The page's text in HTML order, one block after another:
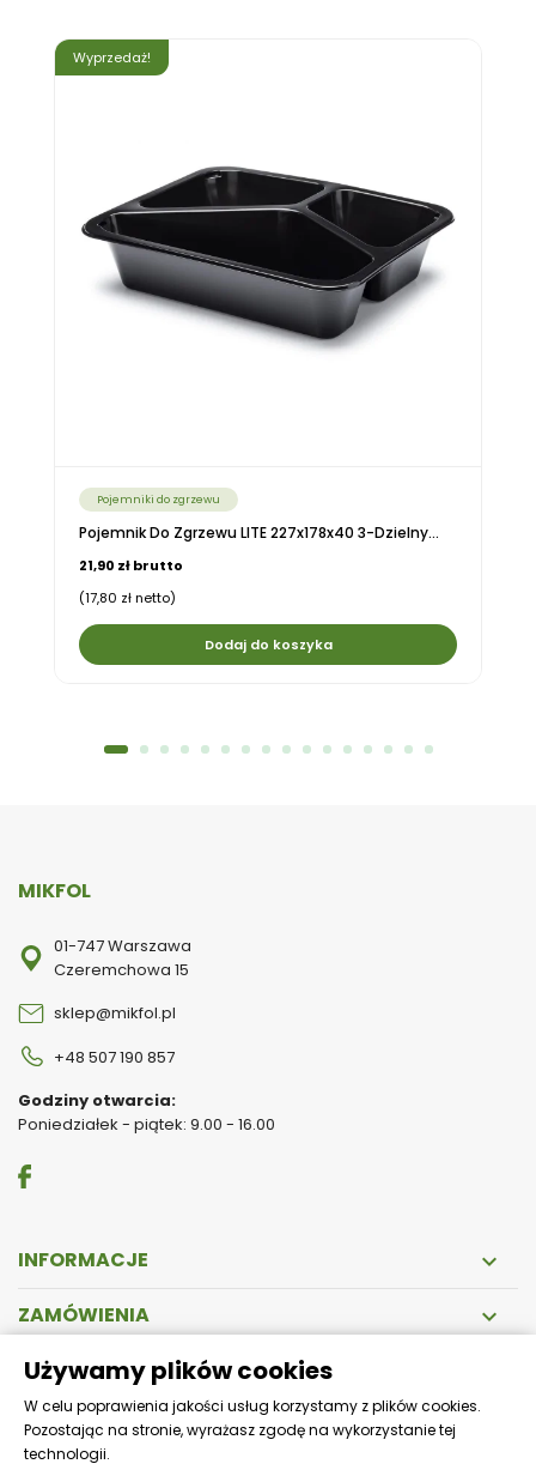
Pojemniki do zgrzewu
Pojemnik Do Zgrzewu LITE 227x178x40 3-Dzielny...
21,90 zł brutto
(17,80 zł netto)
Dodaj do koszyka
Wyprzedaż!
MIKFOL
01-747 Warszawa
Czeremchowa 15
sklep@mikfol.pl
+48 507 190 857
Godziny otwarcia:
Poniedziałek - piątek: 9.00 - 16.00
INFORMACJE 
ZAMÓWIENIA 
Używamy plików cookies
W celu poprawienia jakości usług korzystamy z plików cookies.
Pozostając na stronie, wyrażasz zgodę na wykorzystanie tej
technologii.
DOSTAWA
Zapewniamy szybką i bezpieczną wysyłkę!